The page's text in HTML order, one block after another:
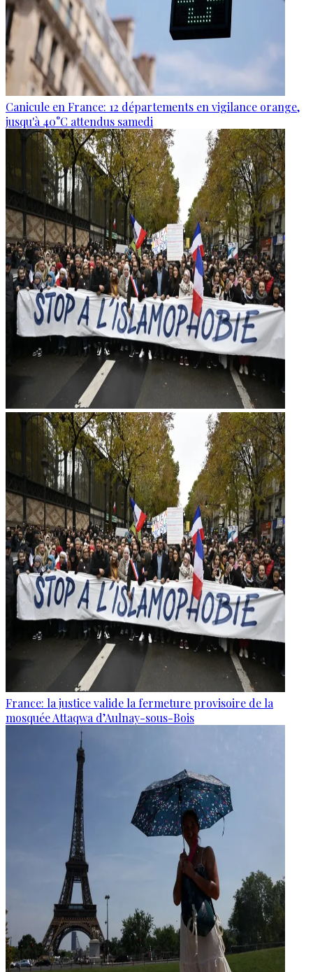
Canicule en France: 12 départements en vigilance orange,
jusqu'à 40°C attendus samedi
France: la justice valide la fermeture provisoire de la
mosquée Attaqwa d’Aulnay-sous-Bois